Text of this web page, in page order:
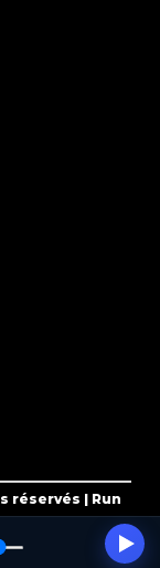
réservés | Run